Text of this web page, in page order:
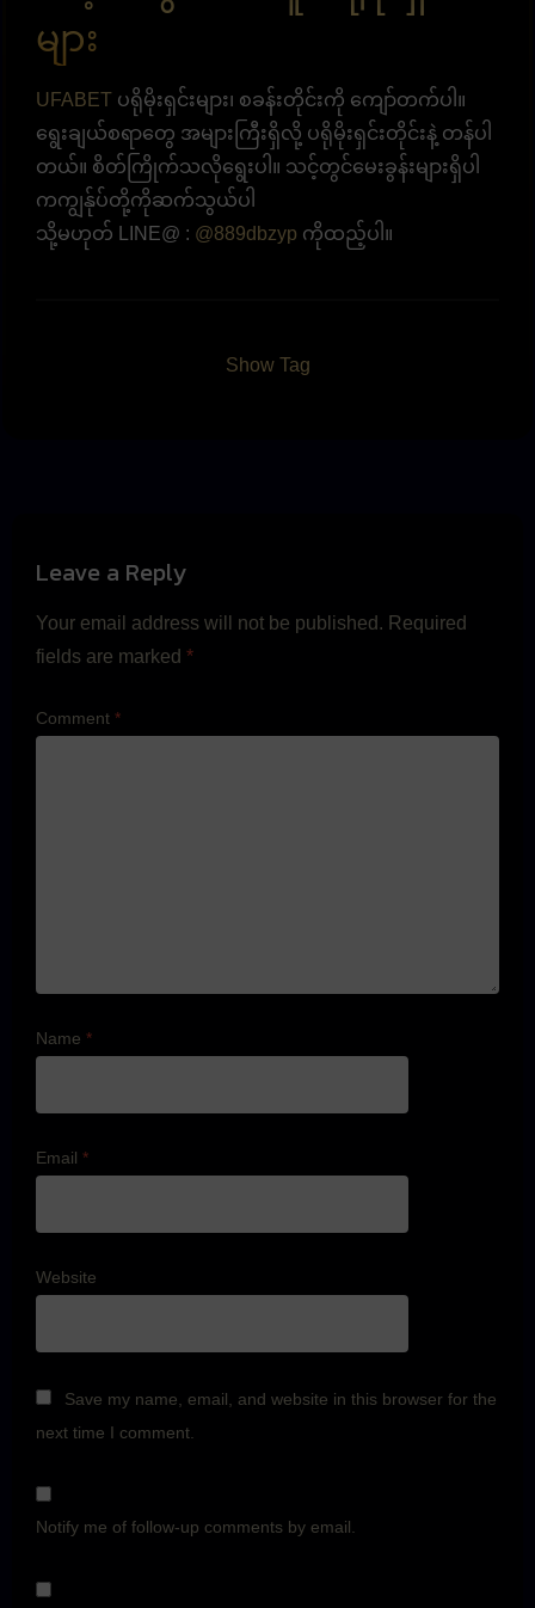
များ
UFABET ပရိုမိုးရှင်းများ၊ စခန်းတိုင်းကို ကျော်တက်ပါ။
ရွေးချယ်စရာတွေ အများကြီးရှိလို့ ပရိုမိုးရှင်းတိုင်းနဲ့ တန်ပါ
တယ်။ စိတ်ကြိုက်သလိုရွေးပါ။ သင့်တွင်မေးခွန်းများရှိပါ
ကကျွန်ုပ်တို့ကိုဆက်သွယ်ပါ
သို့မဟုတ် LINE@ : @889dbzyp ကိုထည့်ပါ။
Show Tag
Leave a Reply
Your email address will not be published. Required
fields are marked *
Comment *
Name *
Email *
Website
Save my name, email, and website in this browser for the
next time I comment.
Notify me of follow-up comments by email.